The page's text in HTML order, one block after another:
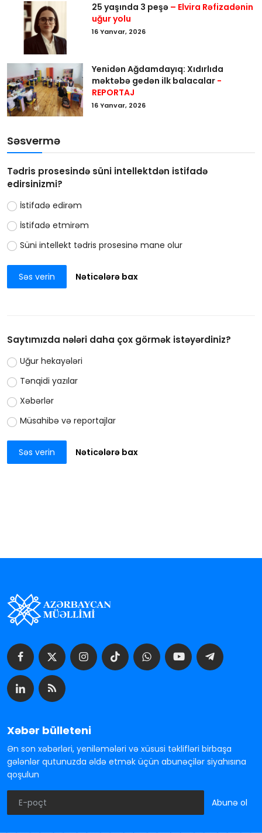
25 yaşında 3 peşə – Elvira Rəfizadənin
uğur yolu
16 Yanvar, 2026
Yenidən Ağdamdayıq: Xıdırlıda
məktəbə gedən ilk balacalar -
REPORTAJ
16 Yanvar, 2026
Səsvermə
Tədris prosesində süni intellektdən istifadə
edirsinizmi?
İstifadə edirəm
İstifadə etmirəm
Süni intellekt tədris prosesinə mane olur
Səs verin Nəticələrə bax
Saytımızda nələri daha çox görmək istəyərdiniz?
Uğur hekayələri
Tənqidi yazılar
Xəbərlər
Müsahibə və reportajlar
Səs verin Nəticələrə bax
Xəbər bülleteni
Ən son xəbərləri, yeniləmələri və xüsusi təklifləri birbaşa
gələnlər qutunuzda əldə etmək üçün abunəçilər siyahısına
qoşulun
Abunə ol